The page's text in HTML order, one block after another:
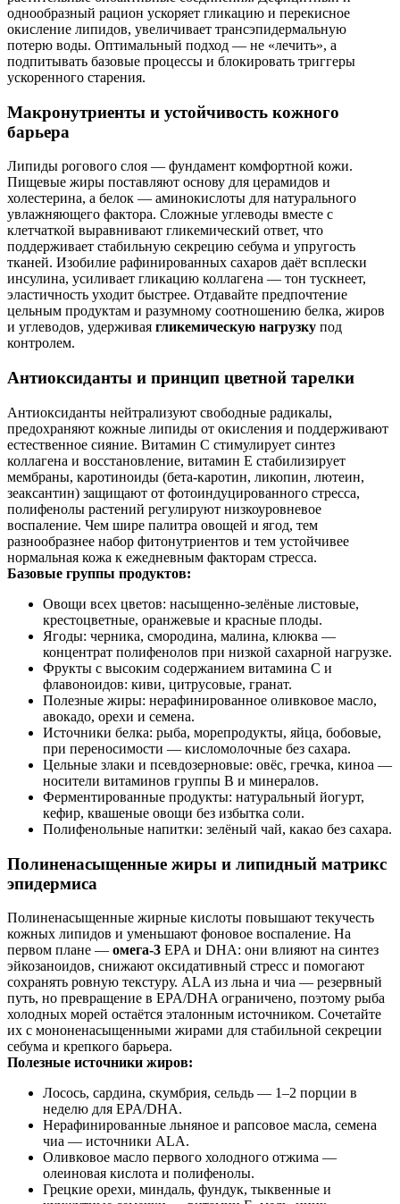
однообразный рацион ускоряет гликацию и перекисное
окисление липидов, увеличивает трансэпидермальную
потерю воды. Оптимальный подход — не «лечить», а
подпитывать базовые процессы и блокировать триггеры
ускоренного старения.
Макронутриенты и устойчивость кожного
барьера
Липиды рогового слоя — фундамент комфортной кожи.
Пищевые жиры поставляют основу для церамидов и
холестерина, а белок — аминокислоты для натурального
увлажняющего фактора. Сложные углеводы вместе с
клетчаткой выравнивают гликемический ответ, что
поддерживает стабильную секрецию себума и упругость
тканей. Изобилие рафинированных сахаров даёт всплески
инсулина, усиливает гликацию коллагена — тон тускнеет,
эластичность уходит быстрее. Отдавайте предпочтение
цельным продуктам и разумному соотношению белка, жиров
и углеводов, удерживая гликемическую нагрузку под
контролем.
Антиоксиданты и принцип цветной тарелки
Антиоксиданты нейтрализуют свободные радикалы,
предохраняют кожные липиды от окисления и поддерживают
естественное сияние. Витамин C стимулирует синтез
коллагена и восстановление, витамин E стабилизирует
мембраны, каротиноиды (бета-каротин, ликопин, лютеин,
зеаксантин) защищают от фотоиндуцированного стресса,
полифенолы растений регулируют низкоуровневое
воспаление. Чем шире палитра овощей и ягод, тем
разнообразнее набор фитонутриентов и тем устойчивее
нормальная кожа к ежедневным факторам стресса.
Базовые группы продуктов:
Овощи всех цветов: насыщенно-зелёные листовые,
крестоцветные, оранжевые и красные плоды.
Ягоды: черника, смородина, малина, клюква —
концентрат полифенолов при низкой сахарной нагрузке.
Фрукты с высоким содержанием витамина C и
флавоноидов: киви, цитрусовые, гранат.
Полезные жиры: нерафинированное оливковое масло,
авокадо, орехи и семена.
Источники белка: рыба, морепродукты, яйца, бобовые,
при переносимости — кисломолочные без сахара.
Цельные злаки и псевдозерновые: овёс, гречка, киноа —
носители витаминов группы B и минералов.
Ферментированные продукты: натуральный йогурт,
кефир, квашеные овощи без избытка соли.
Полифенольные напитки: зелёный чай, какао без сахара.
Полиненасыщенные жиры и липидный матрикс
эпидермиса
Полиненасыщенные жирные кислоты повышают текучесть
кожных липидов и уменьшают фоновое воспаление. На
первом плане — омега‑3 EPA и DHA: они влияют на синтез
эйкозаноидов, снижают оксидативный стресс и помогают
сохранять ровную текстуру. ALA из льна и чиа — резервный
путь, но превращение в EPA/DHA ограничено, поэтому рыба
холодных морей остаётся эталонным источником. Сочетайте
их с мононенасыщенными жирами для стабильной секреции
себума и крепкого барьера.
Полезные источники жиров:
Лосось, сардина, скумбрия, сельдь — 1–2 порции в
неделю для EPA/DHA.
Нерафинированные льняное и рапсовое масла, семена
чиа — источники ALA.
Оливковое масло первого холодного отжима —
олеиновая кислота и полифенолы.
Грецкие орехи, миндаль, фундук, тыквенные и